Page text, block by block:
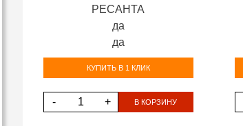
РЕСАНТА
да
да
КУПИТЬ В 1 КЛИК
- + В КОРЗИНУ